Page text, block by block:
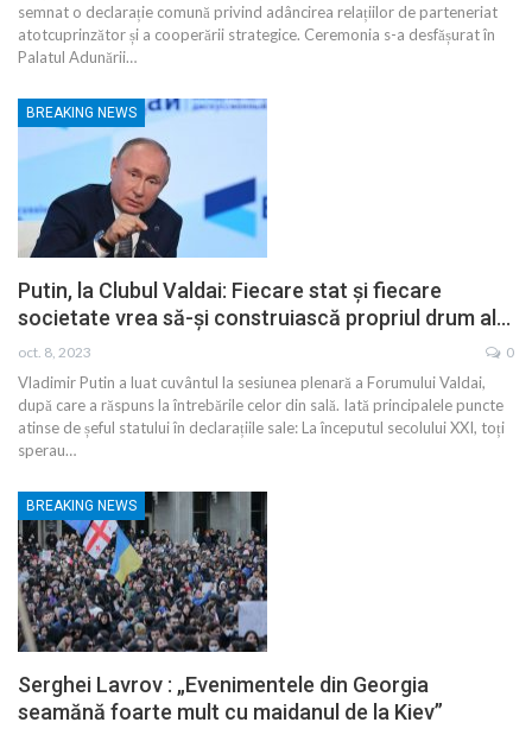
semnat o declarație comună privind adâncirea relațiilor de parteneriat
atotcuprinzător și a cooperării strategice. Ceremonia s-a desfășurat în
Palatul Adunării…
BREAKING NEWS
Putin, la Clubul Valdai: Fiecare stat și fiecare
societate vrea să-și construiască propriul drum al…
oct. 8, 2023 0
Vladimir Putin a luat cuvântul la sesiunea plenară a Forumului Valdai,
după care a răspuns la întrebările celor din sală. Iată principalele puncte
atinse de șeful statului în declarațiile sale: La începutul secolului XXI, toți
sperau…
BREAKING NEWS
Serghei Lavrov : „Evenimentele din Georgia
seamănă foarte mult cu maidanul de la Kiev”